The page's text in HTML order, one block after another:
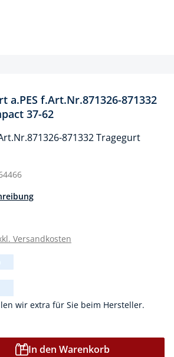
a.PES f.Art.Nr.871326-871332
37-62
871332 Tragegurt
Versandkosten
wir extra für Sie beim Hersteller.
In den Warenkorb